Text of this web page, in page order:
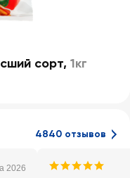
сорт, 1кг
4840 отзывов
2026